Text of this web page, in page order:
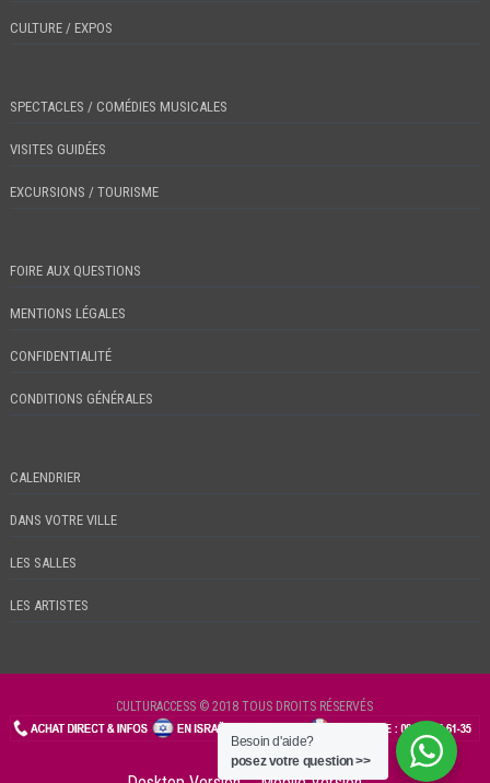
CULTURE / EXPOS
SPECTACLES / COMÉDIES MUSICALES
VISITES GUIDÉES
EXCURSIONS / TOURISME
FOIRE AUX QUESTIONS
MENTIONS LÉGALES
CONFIDENTIALITÉ
CONDITIONS GÉNÉRALES
CALENDRIER
DANS VOTRE VILLE
LES SALLES
LES ARTISTES
CULTURACCESS © 2018 TOUS DROITS RÉSERVÉS
CHECKIN
Besoin d'aide?
posez votre question >>